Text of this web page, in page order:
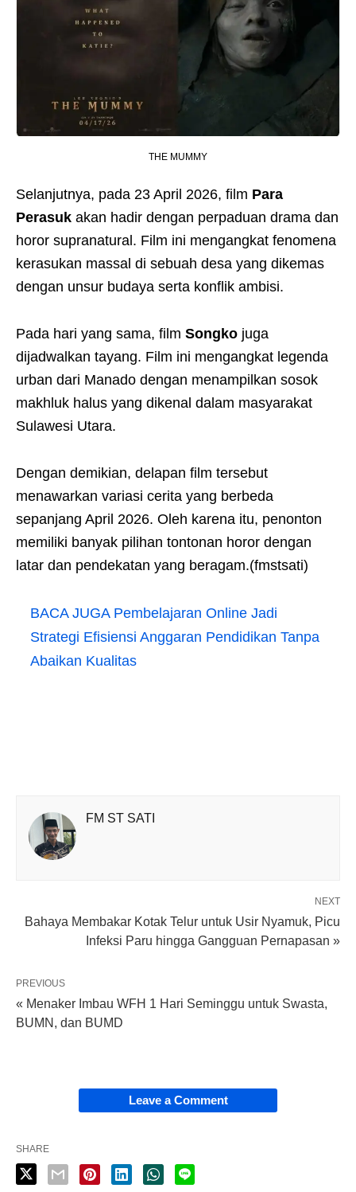
THE MUMMY
Selanjutnya, pada 23 April 2026, film Para
Perasuk akan hadir dengan perpaduan drama dan
horor supranatural. Film ini mengangkat fenomena
kerasukan massal di sebuah desa yang dikemas
dengan unsur budaya serta konflik ambisi.
Pada hari yang sama, film Songko juga
dijadwalkan tayang. Film ini mengangkat legenda
urban dari Manado dengan menampilkan sosok
makhluk halus yang dikenal dalam masyarakat
Sulawesi Utara.
Dengan demikian, delapan film tersebut
menawarkan variasi cerita yang berbeda
sepanjang April 2026. Oleh karena itu, penonton
memiliki banyak pilihan tontonan horor dengan
latar dan pendekatan yang beragam.(fmstsati)
BACA JUGA Pembelajaran Online Jadi
Strategi Efisiensi Anggaran Pendidikan Tanpa
Abaikan Kualitas
FM ST SATI
NEXT
Bahaya Membakar Kotak Telur untuk Usir Nyamuk, Picu
Infeksi Paru hingga Gangguan Pernapasan »
PREVIOUS
« Menaker Imbau WFH 1 Hari Seminggu untuk Swasta,
BUMN, dan BUMD
Leave a Comment
SHARE